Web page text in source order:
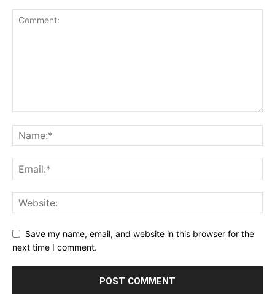
Save my name, email, and website in this browser for the
next time I comment.